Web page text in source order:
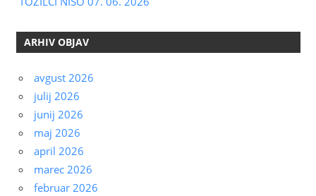
ARHIV OBJAV
avgust 2026
julij 2026
junij 2026
maj 2026
april 2026
marec 2026
februar 2026